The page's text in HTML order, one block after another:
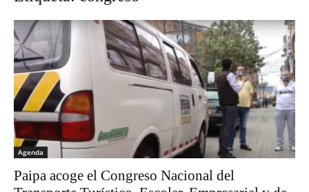
Agenda
Paipa acoge el Congreso Nacional del